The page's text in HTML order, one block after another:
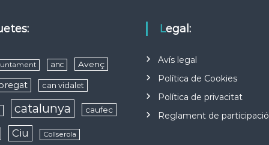
anc Avenç
can vidalet
catalunya caufec
Ciu Collserola
Legal:
Avís legal
Política de Cookies
Política de privacitat
Reglament de participació